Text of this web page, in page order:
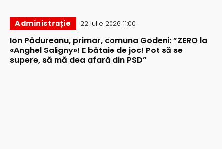
Administrație 22 iulie 2026 11:00
Ion Pădureanu, primar, comuna Godeni: ”ZERO la
«Anghel Saligny»! E bătaie de joc! Pot să se
supere, să mă dea afară din PSD”